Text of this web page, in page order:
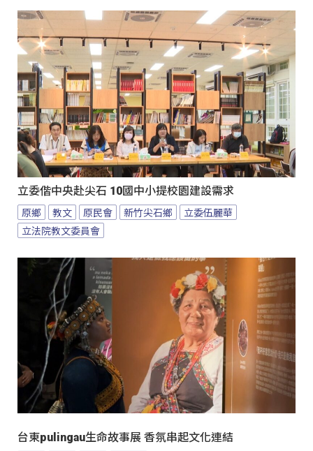
立委偕中央赴尖石 10國中小提校園建設需求
原鄉 教文 原民會 新竹尖石鄉
立委伍麗華
立法院教文委員會
台東pulingau生命故事展 香氛串起文化連結